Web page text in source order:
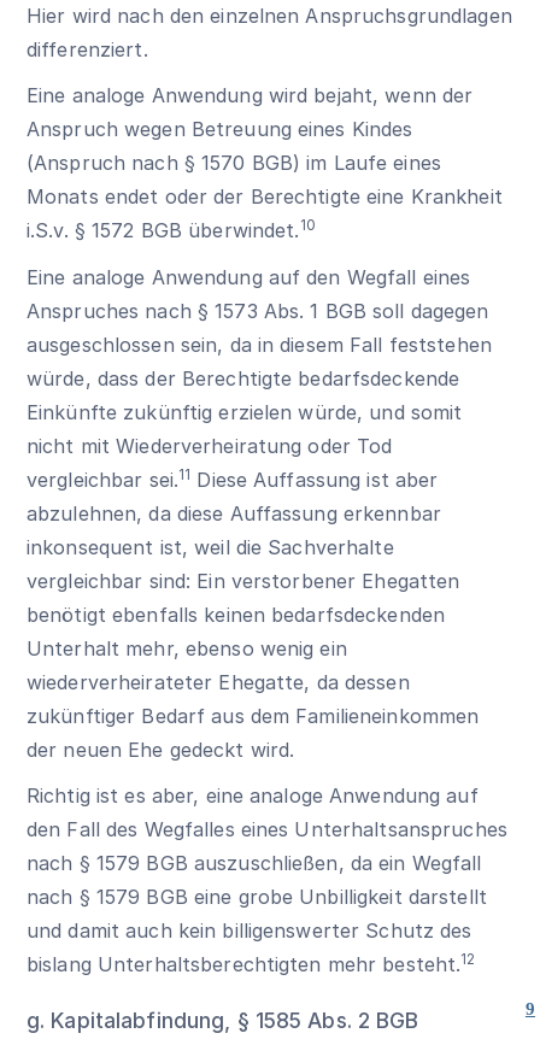
Hier wird nach den einzelnen Anspruchsgrundlagen
differenziert.
Eine analoge Anwendung wird bejaht, wenn der
Anspruch wegen Betreuung eines Kindes
(Anspruch nach § 1570 BGB) im Laufe eines
Monats endet oder der Berechtigte eine Krankheit
i.S.v. § 1572 BGB überwindet. 10
Eine analoge Anwendung auf den Wegfall eines
Anspruches nach § 1573 Abs. 1 BGB soll dagegen
ausgeschlossen sein, da in diesem Fall feststehen
würde, dass der Berechtigte bedarfsdeckende
Einkünfte zukünftig erzielen würde, und somit
nicht mit Wiederverheiratung oder Tod
vergleichbar sei.11 Diese Auffassung ist aber
abzulehnen, da diese Auffassung erkennbar
inkonsequent ist, weil die Sachverhalte
vergleichbar sind: Ein verstorbener Ehegatten
benötigt ebenfalls keinen bedarfsdeckenden
Unterhalt mehr, ebenso wenig ein
wiederverheirateter Ehegatte, da dessen
zukünftiger Bedarf aus dem Familieneinkommen
der neuen Ehe gedeckt wird.
Richtig ist es aber, eine analoge Anwendung auf
den Fall des Wegfalles eines Unterhaltsanspruches
nach § 1579 BGB auszuschließen, da ein Wegfall
nach § 1579 BGB eine grobe Unbilligkeit darstellt
und damit auch kein billigenswerter Schutz des
bislang Unterhaltsberechtigten mehr besteht.12
9
g. Kapitalabfindung, § 1585 Abs. 2 BGB